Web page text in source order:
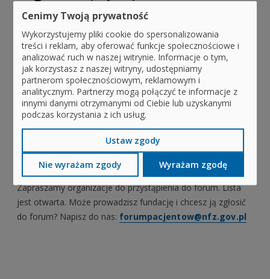
Jeśli poszukujesz wsparcia ze strony fundacji lub
stowarzyszenia działającego na rzecz pacjentów, zajrzyj na
stronę FOP.
W zakładce poświęconej Forum Organizacji
Pacjentów znajdziesz szczegółowe informacje
na temat pomocy oferowanej przez
organizacje pacjentów
Chcesz zgłosić organizację do
forum?
Zapraszamy organizacje do przystąpienia do forum. Lista
jest otwarta. Może prowadzisz fundację i chcesz ją zgłosić
do forum? Napisz do nas: forumpacjentow@nfz.gov.pl
Cenimy Twoją prywatność
Wykorzystujemy pliki cookie do spersonalizowania
treści i reklam, aby oferować funkcje społecznościowe i
analizować ruch w naszej witrynie. Informacje o tym,
jak korzystasz z naszej witryny, udostępniamy
partnerom społecznościowym, reklamowym i
analitycznym. Partnerzy mogą połączyć te informacje z
innymi danymi otrzymanymi od Ciebie lub uzyskanymi
podczas korzystania z ich usług.
Ustaw zgody
Nie wyrażam zgody Wyrażam zgodę